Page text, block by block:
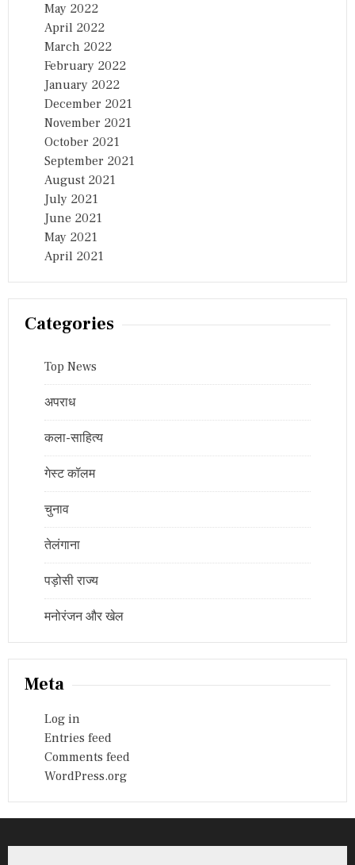
May 2022
April 2022
March 2022
February 2022
January 2022
December 2021
November 2021
October 2021
September 2021
August 2021
July 2021
June 2021
May 2021
April 2021
Categories
Top News
अपराध
कला-साहित्य
गेस्ट कॉलम
चुनाव
तेलंगाना
पड़ोसी राज्य
मनोरंजन और खेल
Meta
Log in
Entries feed
Comments feed
WordPress.org